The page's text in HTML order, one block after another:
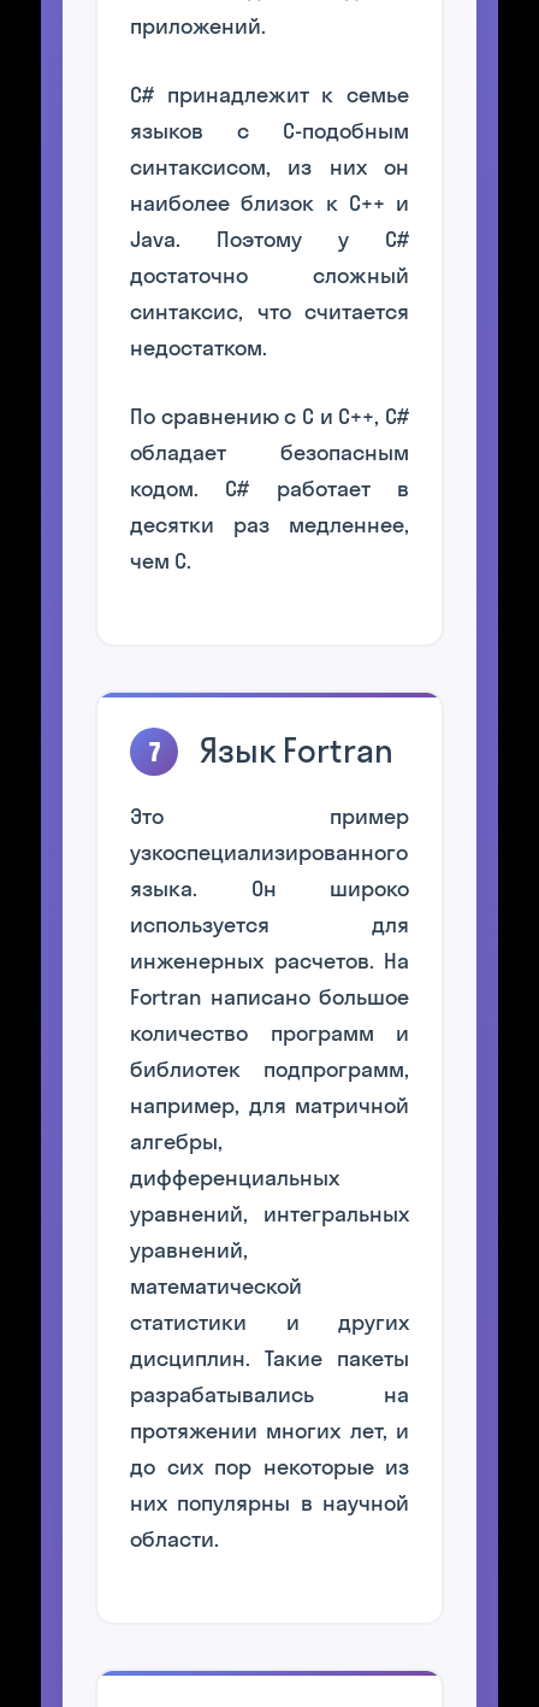
приложений.
C# принадлежит к семье
языков с C-подобным
синтаксисом, из них он
наиболее близок к C++ и
Java. Поэтому у C#
достаточно сложный
синтаксис, что считается
недостатком.
По сравнению с С и С++, С#
обладает безопасным
кодом. С# работает в
десятки раз медленнее,
чем С.
7 Язык Fortran
Это пример
узкоспециализированного
языка. Он широко
используется для
инженерных расчетов. На
Fortran написано большое
количество программ и
библиотек подпрограмм,
например, для матричной
алгебры,
дифференциальных
уравнений, интегральных
уравнений,
математической
статистики и других
дисциплин. Такие пакеты
разрабатывались на
протяжении многих лет, и
до сих пор некоторые из
них популярны в научной
области.